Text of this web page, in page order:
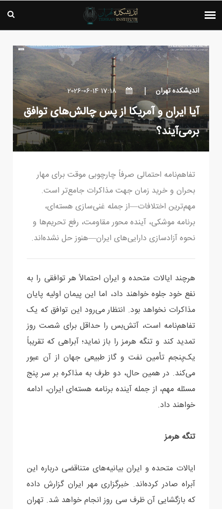
اندیشکده تهران 17:18 2026-06-14
آیا ایران و آمریکا از پس چالش‌های توافق
برمی‌آیند؟
تفاهم‌نامه احتمالی صرفاً چارچوبی موقت برای مهار
بحران و خرید زمان جهت مذاکرات جامع‌تر است.
مهم‌ترین اختلافات—از جمله غنی‌سازی هسته‌ای،
برنامه موشکی، آینده محور مقاومت، رفع تحریم‌ها و
نحوه آزادسازی دارایی‌های ایران—هنوز حل نشده‌اند.
هرچند ایالات متحده و ایران احتمالاً هر توافقی را به
نفع خود جلوه خواهند داد، اما این پیمان اولیه پایان
مذاکرات نخواهد بود. انتظار می‌رود این توافق که یک
تفاهم‌نامه است، آتش‌بس را حداقل برای شصت روز
تمدید کند و تنگه هرمز را باز نماید؛ آبراهی که تقریباً
یک‌پنجم تأمین نفت و گاز طبیعی جهان از آن عبور
می‌کند. در همین حال، دو طرف به مذاکره بر سر پنج
مسئله مهم، از جمله آینده برنامه هسته‌ای ایران، ادامه
خواهند داد.
تنگه هرمز
ایالات متحده و ایران بیانیه‌های متناقضی درباره این
آبراه صادر کرده‌اند. خبرگزاری مهر ایران گزارش داده
که بازگشایی آن ظرف سی روز انجام خواهد شد. تهران